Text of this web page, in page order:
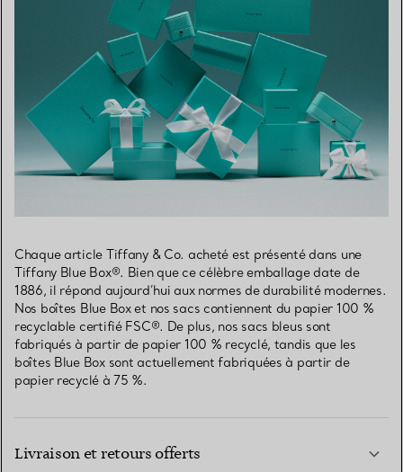
Chaque article Tiffany & Co. acheté est présenté dans une
Tiffany Blue Box®. Bien que ce célèbre emballage date de
1886, il répond aujourd’hui aux normes de durabilité modernes.
Nos boîtes Blue Box et nos sacs contiennent du papier 100 %
recyclable certifié FSC®. De plus, nos sacs bleus sont
fabriqués à partir de papier 100 % recyclé, tandis que les
boîtes Blue Box sont actuellement fabriquées à partir de
papier recyclé à 75 %.
Livraison et retours offerts